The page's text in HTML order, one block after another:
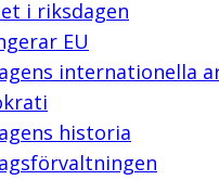
i riksdagen
EU
internationella
historia